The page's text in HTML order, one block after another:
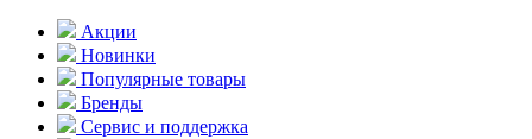
Акции
Новинки
Популярные товары
Бренды
Сервис и поддержка